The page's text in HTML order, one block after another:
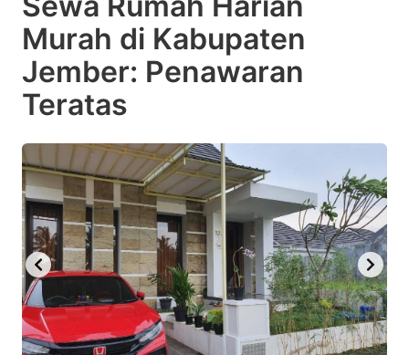
select
a
date.
Press
question
mark
key
to
get
the
keyboard
shortcuts
select
a
date.
mark
key
to
get
the
keyboard
shortcuts
Murah di Kabupaten
Jember: Penawaran
Teratas